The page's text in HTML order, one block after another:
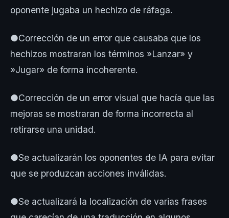
oponente jugaba un hechizo de ráfaga.
●Corrección de un error que causaba que los
hechizos mostraran los términos »Lanzar» y
»Jugar» de forma incoherente.
●Corrección de un error visual que hacía que las
mejoras se mostraran de forma incorrecta al
retirarse una unidad.
●Se actualizarán los oponentes de IA para evitar
que se produzcan acciones inválidas.
●Se actualizará la localización de varias frases